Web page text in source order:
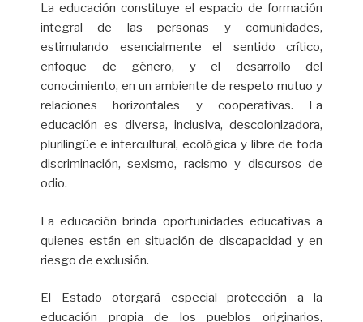
La educación constituye el espacio de formación
integral de las personas y comunidades,
estimulando esencialmente el sentido crítico,
enfoque de género, y el desarrollo del
conocimiento, en un ambiente de respeto mutuo y
relaciones horizontales y cooperativas. La
educación es diversa, inclusiva, descolonizadora,
plurilingüe e intercultural, ecológica y libre de toda
discriminación, sexismo, racismo y discursos de
odio.
La educación brinda oportunidades educativas a
quienes están en situación de discapacidad y en
riesgo de exclusión.
El Estado otorgará especial protección a la
educación propia de los pueblos originarios,